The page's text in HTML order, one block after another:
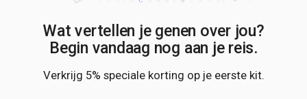
Wat vertellen je genen over jou?
Begin vandaag nog aan je reis.
Verkrijg 5% speciale korting op je eerste kit.